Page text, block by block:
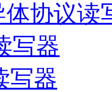
体协议读
写器
写器